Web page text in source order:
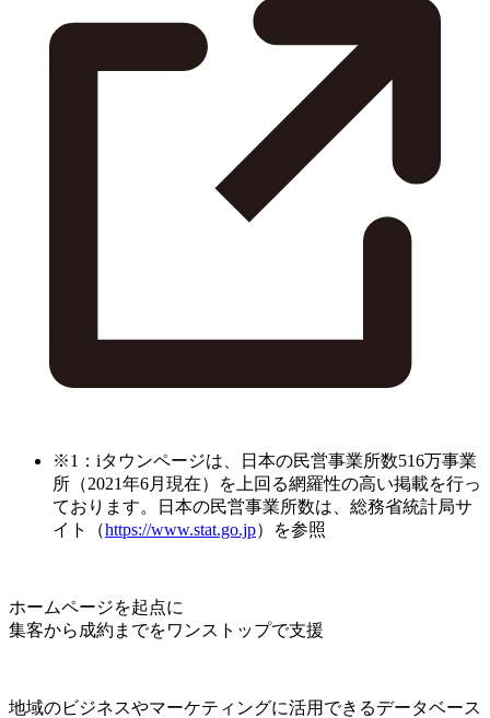
※1：iタウンページは、日本の民営事業所数516万事業
所（2021年6月現在）を上回る網羅性の高い掲載を行っ
ております。日本の民営事業所数は、総務省統計局サ
イト（https://www.stat.go.jp）を参照
ホームページを起点に
集客から成約までをワンストップで支援
地域のビジネスやマーケティングに活用できるデータベース